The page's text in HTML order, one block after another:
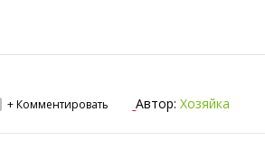
+ Комментировать Автор:Хозяйка